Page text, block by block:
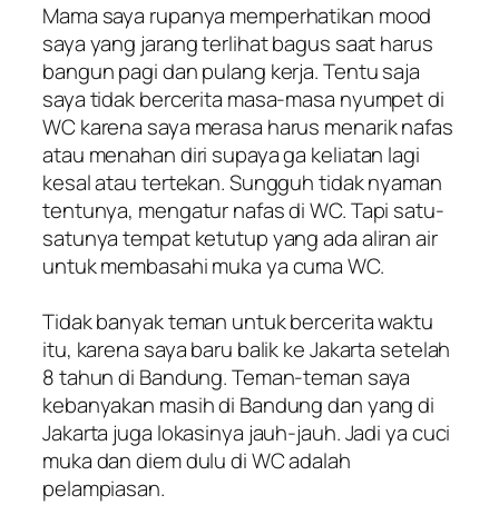
Mama saya rupanya memperhatikan mood
saya yang jarang terlihat bagus saat harus
bangun pagi dan pulang kerja. Tentu saja
saya tidak bercerita masa-masa nyumpet di
WC karena saya merasa harus menarik nafas
atau menahan diri supaya ga keliatan lagi
kesal atau tertekan. Sungguh tidak nyaman
tentunya, mengatur nafas di WC. Tapi satu-
satunya tempat ketutup yang ada aliran air
untuk membasahi muka ya cuma WC.
Tidak banyak teman untuk bercerita waktu
itu, karena saya baru balik ke Jakarta setelah
8 tahun di Bandung. Teman-teman saya
kebanyakan masih di Bandung dan yang di
Jakarta juga lokasinya jauh-jauh. Jadi ya cuci
muka dan diem dulu di WC adalah
pelampiasan.